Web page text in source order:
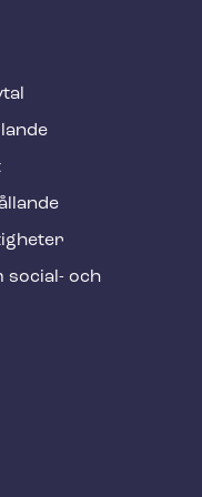
social- och